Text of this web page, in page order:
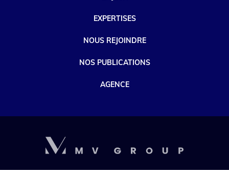
EXPERTISES
NOUS REJOINDRE
NOS PUBLICATIONS
AGENCE